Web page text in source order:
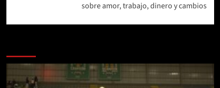
sobre amor, trabajo, dinero y cambios